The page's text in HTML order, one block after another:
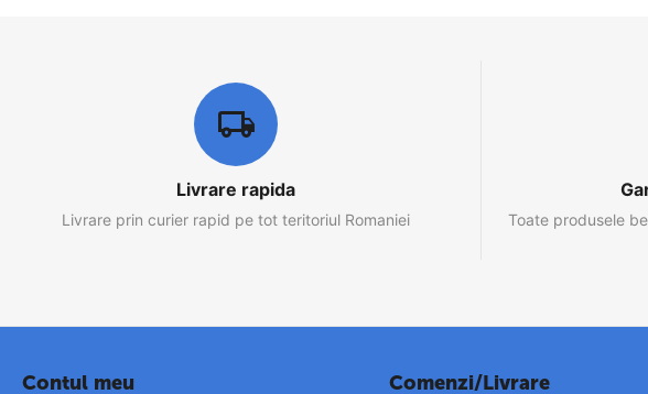
Livrare rapida
Livrare prin curier rapid pe tot teritoriul Romaniei Toate produsele
Contul meu Comenzi/Livrare